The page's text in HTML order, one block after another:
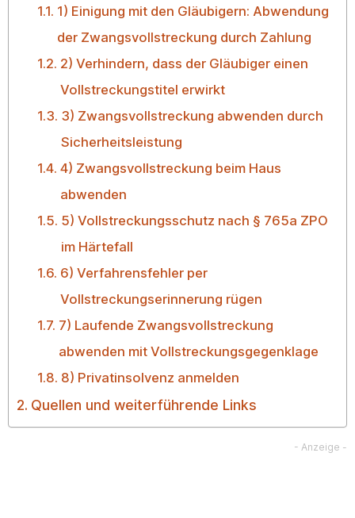
1) Einigung mit den Gläubigern: Abwendung
der Zwangsvollstreckung durch Zahlung
2) Verhindern, dass der Gläubiger einen
Vollstreckungstitel erwirkt
3) Zwangsvollstreckung abwenden durch
Sicherheitsleistung
4) Zwangsvollstreckung beim Haus
abwenden
5) Vollstreckungsschutz nach § 765a ZPO
im Härtefall
6) Verfahrensfehler per
Vollstreckungserinnerung rügen
7) Laufende Zwangsvollstreckung
abwenden mit Vollstreckungsgegenklage
8) Privatinsolvenz anmelden
Quellen und weiterführende Links